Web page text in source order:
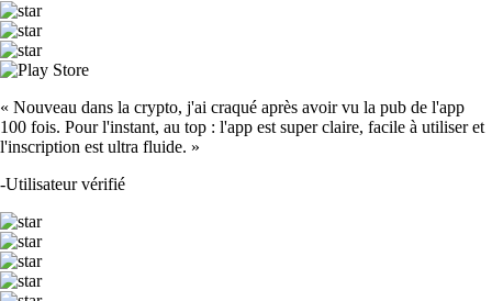
« Nouveau dans la crypto, j'ai craqué après avoir vu la pub de l'app
100 fois. Pour l'instant, au top : l'app est super claire, facile à utiliser et
l'inscription est ultra fluide. »
-Utilisateur vérifié